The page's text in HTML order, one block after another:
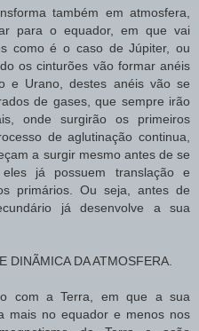
também em atmosfera,
para o equador, em que vai
como é o caso de Júpiter, ou
os cinturões vão formar anéis
e Urano, destes anéis vão se
de gases, que sempre irão
onde surgirão os primeiros
de aglutinação continua,
a surgir mesmo antes de se
já possuem translação e
primários. Ou seja, antes de
já desenvolve a sua
DINÃMICA DA ATMOSFERA.
com a Terra, em que a sua
mais no equador e menos nos